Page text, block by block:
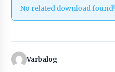
No related download found!
Varbalog